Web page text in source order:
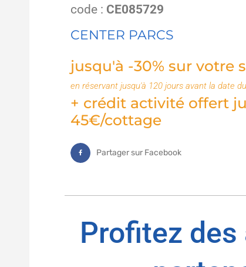
code : CE085729
CENTER PARCS
jusqu'à -30% sur votre
en réservant jusqu'à 120 jours avant la date
+ crédit activité offert
45€/cottage
Partager sur Facebook
Profitez